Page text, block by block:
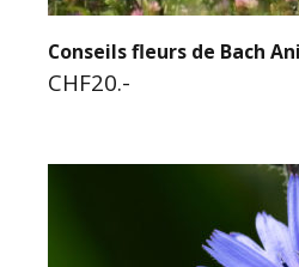
Conseils fleurs de Bach
CHF20.-